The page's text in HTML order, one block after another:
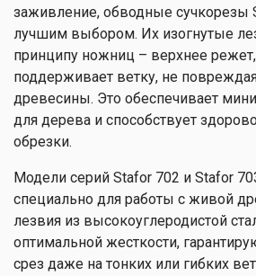
заживление, обводные сучкорезы
лучшим выбором. Их изогнутые
принципу ножниц – верхнее
поддерживает ветку, не
древесины. Это обеспечивает
для дерева и способствует
обрезки.
Модели серий Stafor 702 и Stafor
специально для работы с живой
лезвия из высокоуглеродистой
оптимальной жесткости,
срез даже на тонких или гибких